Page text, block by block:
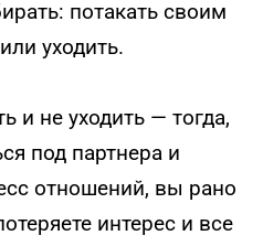
потакать своим
уходить.
и не уходить — тогда,
под партнера и
отношений, вы рано
интерес и все